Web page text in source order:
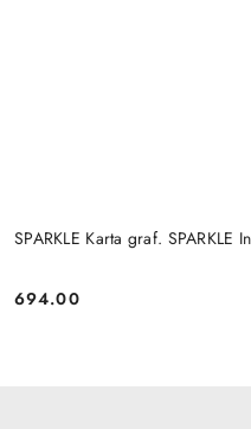
SPARKLE Karta graf.
Cena:
694.00